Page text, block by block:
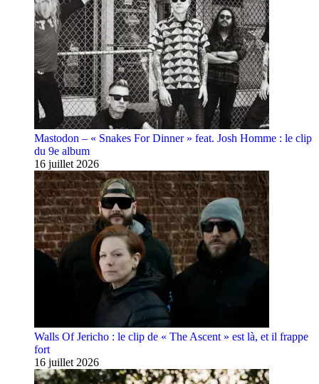
Mastodon – « Snakes For Dinner » feat. Josh Homme : le clip
du 9e album
16 juillet 2026
Walls Of Jericho : le clip de « The Ascent » est là, et il frappe
fort
16 juillet 2026